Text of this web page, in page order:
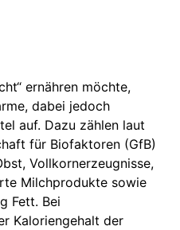
ernähren möchte,
dabei jedoch
auf. Dazu zählen laut
für Biofaktoren (GfB)
Vollkornerzeugnisse,
Milchprodukte sowie
Fett. Bei
Kaloriengehalt der